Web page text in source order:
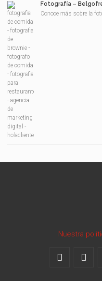
Fotografía –
Conoce más sobre la
Nuestra